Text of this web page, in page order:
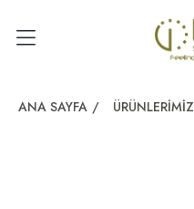
ANA SAYFA / ÜRÜNLERIMIZ